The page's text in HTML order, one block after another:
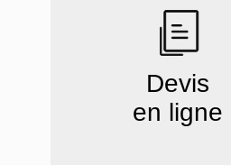
Devis
en ligne